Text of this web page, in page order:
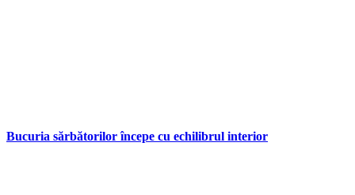
Bucuria sărbătorilor începe cu echilibrul interior